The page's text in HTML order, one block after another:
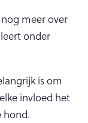
meer over
onder
is om
invloed het
hond.